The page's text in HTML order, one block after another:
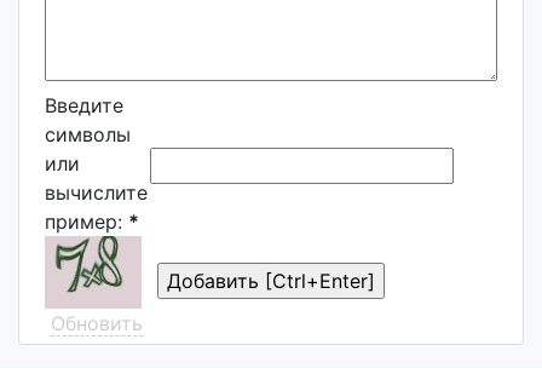
Введите
символы
или
вычислите
пример: *
Обновить